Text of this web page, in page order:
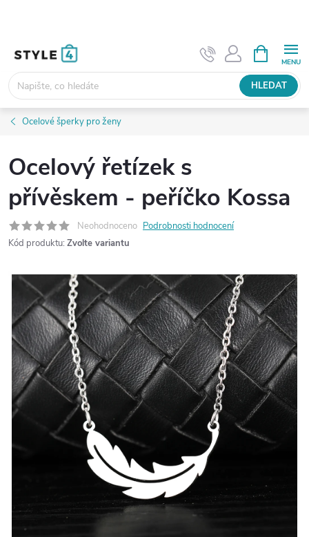
HLEDAT
NÁKUPNÍ
KOŠÍK
Ocelové šperky pro ženy
Ocelový řetízek s
přívěskem - peříčko Kossa
Neohodnoceno Podrobnosti hodnocení
Kód produktu: Zvolte variantu